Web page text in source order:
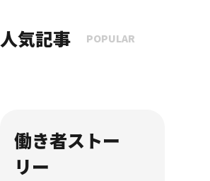
人気記事 POPULAR
働き者ストー
リー